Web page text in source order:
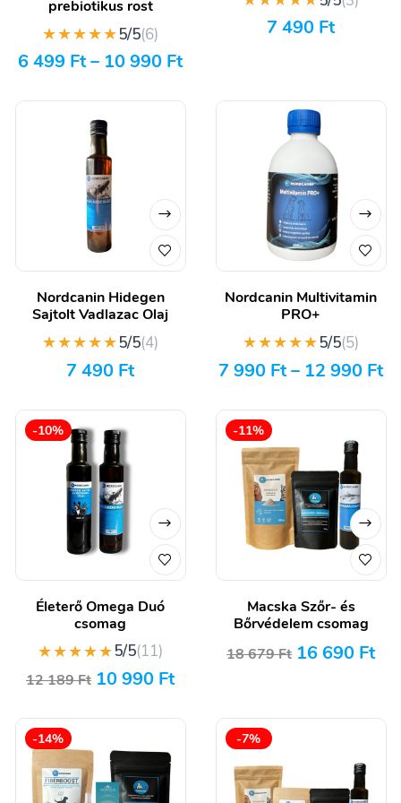
prebiotikus rost
★★★★★5/5(6)
6 499 Ft– 10 990 Ft
7 490 Ft
Nordcanin Hidegen
Sajtolt Vadlazac Olaj
★★★★★5/5(4)
7 490 Ft
Nordcanin Multivitamin
PRO+
★★★★★5/5(5)
7 990 Ft– 12 990 Ft
-10%
Életerő Omega Duó
csomag
★★★★★5/5(11)
12 189Ft 10 990 Ft
-11%
Macska Szőr- és
Bőrvédelem csomag
18 679Ft 16 690 Ft
-14% -7%